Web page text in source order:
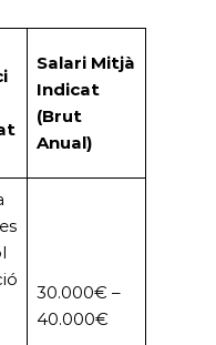
Salari Mitjà
Indicat
(Brut
Anual)
30.000€ –
40.000€